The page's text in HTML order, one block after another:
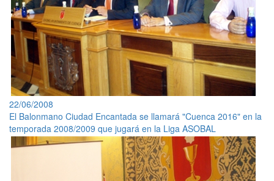
22/06/2008
El Balonmano Ciudad Encantada se llamará "Cuenca 2016" en la
temporada 2008/2009 que jugará en la Liga ASOBAL